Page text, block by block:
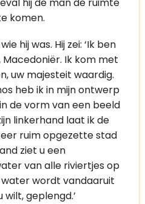
hij de man de ruimte
komen.
hij was. Hij zei: ‘Ik ben
Ik kom met
uw majesteit waardig.
heb ik in mijn ontwerp
de vorm van een beeld
linkerhand laat ik de
ruim opgezette stad
ziet u een
van alle riviertjes op
wordt vandaaruit
geplengd.’